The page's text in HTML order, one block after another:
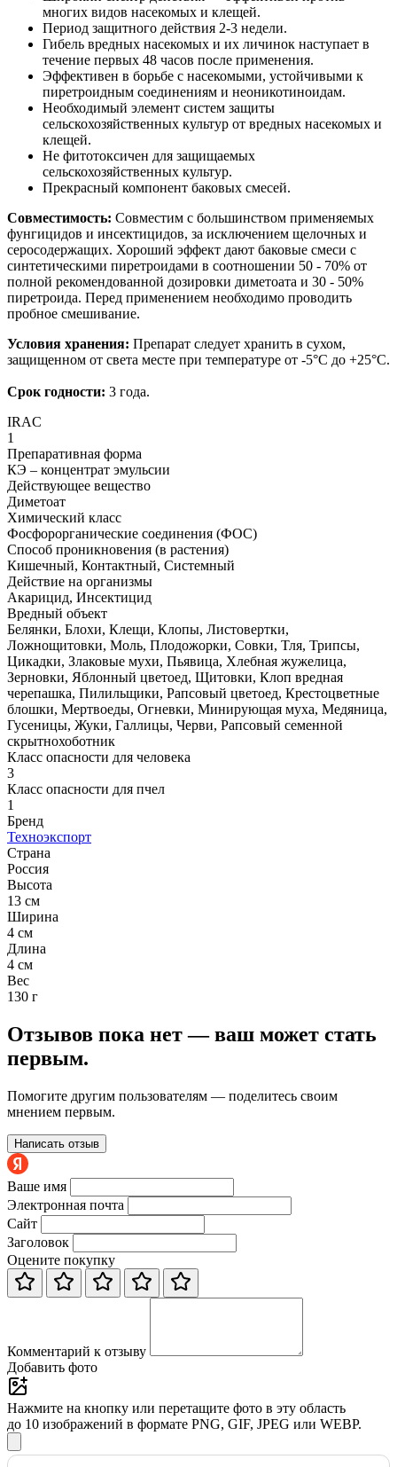
многих видов насекомых и клещей.
Период защитного действия 2-3 недели.
Гибель вредных насекомых и их личинок наступает в
течение первых 48 часов после применения.
Эффективен в борьбе с насекомыми, устойчивыми к
пиретроидным соединениям и неоникотиноидам.
Необходимый элемент систем защиты
сельскохозяйственных культур от вредных насекомых и
клещей.
Не фитотоксичен для защищаемых
сельскохозяйственных культур.
Прекрасный компонент баковых смесей.
Совместимость: Совместим с большинством применяемых
фунгицидов и инсектицидов, за исключением щелочных и
серосодержащих. Хороший эффект дают баковые смеси с
синтетическими пиретроидами в соотношении 50 - 70% от
полной рекомендованной дозировки диметоата и 30 - 50%
пиретроида. Перед применением необходимо проводить
пробное смешивание.
Условия хранения: Препарат следует хранить в сухом,
защищенном от света месте при температуре от -5°С до +25°С.
Срок годности: 3 года.
IRAC
1
Препаративная форма
КЭ – концентрат эмульсии
Действующее вещество
Диметоат
Химический класс
Фосфорорганические соединения (ФОС)
Способ проникновения (в растения)
Кишечный, Контактный, Системный
Действие на организмы
Акарицид, Инсектицид
Вредный объект
Белянки, Блохи, Клещи, Клопы, Листовертки,
Ложнощитовки, Моль, Плодожорки, Совки, Тля, Трипсы,
Цикадки, Злаковые мухи, Пьявица, Хлебная жужелица,
Зерновки, Яблонный цветоед, Щитовки, Клоп вредная
черепашка, Пилильщики, Рапсовый цветоед, Крестоцветные
блошки, Мертвоеды, Огневки, Минирующая муха, Медяница,
Гусеницы, Жуки, Галлицы, Черви, Рапсовый семенной
скрытнохоботник
Класс опасности для человека
3
Класс опасности для пчел
1
Бренд
Техноэкспорт
Страна
Россия
Высота
13 см
Ширина
4 см
Длина
4 см
Вес
130 г
Отзывов пока нет — ваш может стать
первым.
Помогите другим пользователям — поделитесь своим
мнением первым.
Написать отзыв
Ваше имя
Электронная почта
Сайт
Заголовок
Оцените покупку
Комментарий к отзыву
Добавить фото
Нажмите на кнопку или перетащите фото в эту область
до 10 изображений в формате PNG, GIF, JPEG или WEBP.